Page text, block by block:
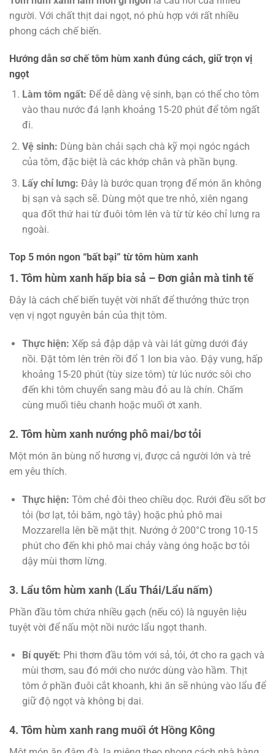
người. Với chất thịt dai ngọt, nó phù hợp với rất nhiều
phong cách chế biến.
Hướng dẫn sơ chế tôm hùm xanh đúng cách, giữ trọn vị
ngọt
Làm tôm ngất: Để dễ dàng vệ sinh, bạn có thể cho tôm
vào thau nước đá lạnh khoảng 15-20 phút để tôm ngất
đi.
Vệ sinh: Dùng bàn chải sạch chà kỹ mọi ngóc ngách
của tôm, đặc biệt là các khớp chân và phần bụng.
Lấy chỉ lưng: Đây là bước quan trọng để món ăn không
bị sạn và sạch sẽ. Dùng một que tre nhỏ, xiên ngang
qua đốt thứ hai từ đuôi tôm lên và từ từ kéo chỉ lưng ra
ngoài.
Top 5 món ngon “bất bại” từ tôm hùm xanh
1. Tôm hùm xanh hấp bia sả – Đơn giản mà tinh tế
Đây là cách chế biến tuyệt vời nhất để thưởng thức trọn
vẹn vị ngọt nguyên bản của thịt tôm.
Thực hiện: Xếp sả đập dập và vài lát gừng dưới đáy
nồi. Đặt tôm lên trên rồi đổ 1 lon bia vào. Đậy vung, hấp
khoảng 15-20 phút (tùy size tôm) từ lúc nước sôi cho
đến khi tôm chuyển sang màu đỏ au là chín. Chấm
cùng muối tiêu chanh hoặc muối ớt xanh.
2. Tôm hùm xanh nướng phô mai/bơ tỏi
Một món ăn bùng nổ hương vị, được cả người lớn và trẻ
em yêu thích.
Thực hiện: Tôm chẻ đôi theo chiều dọc. Rưới đều sốt bơ
tỏi (bơ lạt, tỏi băm, ngò tây) hoặc phủ phô mai
Mozzarella lên bề mặt thịt. Nướng ở 200°C trong 10-15
phút cho đến khi phô mai chảy vàng óng hoặc bơ tỏi
dậy mùi thơm lừng.
3. Lẩu tôm hùm xanh (Lẩu Thái/Lẩu nấm)
Phần đầu tôm chứa nhiều gạch (nếu có) là nguyên liệu
tuyệt vời để nấu một nồi nước lẩu ngọt thanh.
Bí quyết: Phi thơm đầu tôm với sả, tỏi, ớt cho ra gạch và
mùi thơm, sau đó mới cho nước dùng vào hầm. Thịt
tôm ở phần đuôi cắt khoanh, khi ăn sẽ nhúng vào lẩu để
giữ độ ngọt và không bị dai.
4. Tôm hùm xanh rang muối ớt Hồng Kông